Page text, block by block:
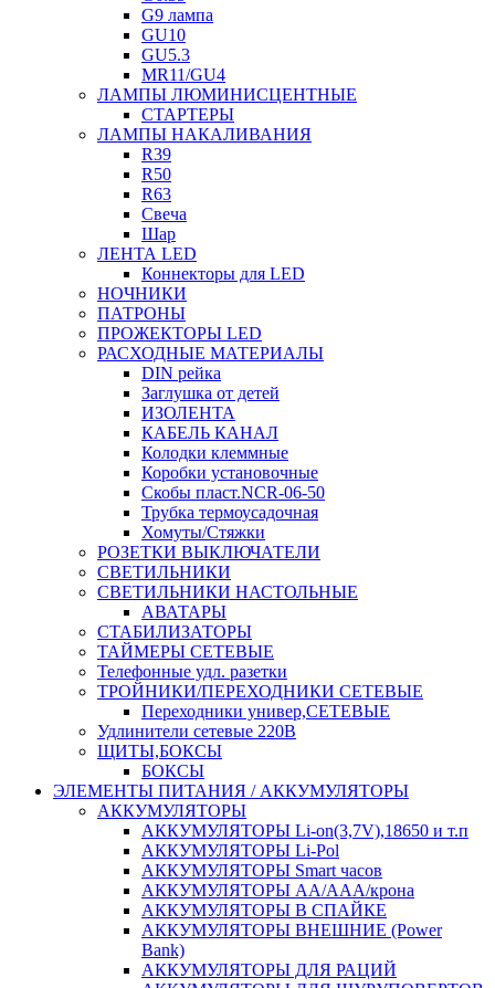
G9 лампа
GU10
GU5.3
MR11/GU4
ЛАМПЫ ЛЮМИНИСЦЕНТНЫЕ
СТАРТЕРЫ
ЛАМПЫ НАКАЛИВАНИЯ
R39
R50
R63
Свеча
Шар
ЛЕНТА LED
Коннекторы для LED
НОЧНИКИ
ПАТРОНЫ
ПРОЖЕКТОРЫ LED
РАСХОДНЫЕ МАТЕРИАЛЫ
DIN рейка
Заглушка от детей
ИЗОЛЕНТА
КАБЕЛЬ КАНАЛ
Колодки клеммные
Коробки установочные
Скобы пласт.NCR-06-50
Трубка термоусадочная
Хомуты/Стяжки
РОЗЕТКИ ВЫКЛЮЧАТЕЛИ
СВЕТИЛЬНИКИ
СВЕТИЛЬНИКИ НАСТОЛЬНЫЕ
АВАТАРЫ
СТАБИЛИЗАТОРЫ
ТАЙМЕРЫ СЕТЕВЫЕ
Телефонные удл. разетки
ТРОЙНИКИ/ПЕРЕХОДНИКИ СЕТЕВЫЕ
Переходники универ,СЕТЕВЫЕ
Удлинители сетевые 220В
ЩИТЫ,БОКСЫ
БОКСЫ
ЭЛЕМЕНТЫ ПИТАНИЯ / АККУМУЛЯТОРЫ
АККУМУЛЯТОРЫ
АККУМУЛЯТОРЫ Li-on(3,7V),18650 и т.п
АККУМУЛЯТОРЫ Li-Pol
АККУМУЛЯТОРЫ Smart часов
АККУМУЛЯТОРЫ АА/ААА/крона
АККУМУЛЯТОРЫ В СПАЙКЕ
АККУМУЛЯТОРЫ ВНЕШНИЕ (Power
Bank)
АККУМУЛЯТОРЫ ДЛЯ РАЦИЙ